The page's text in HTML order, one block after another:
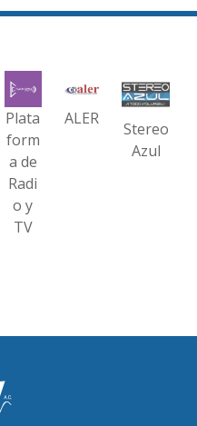
Plata
form
a de
Radi
o y
TV
ALER
Stereo
Azul